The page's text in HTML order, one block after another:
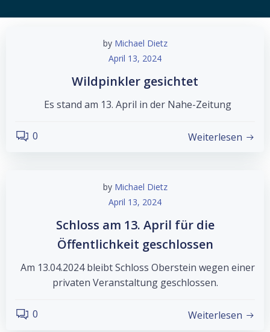
by Michael Dietz
April 13, 2024
Wildpinkler gesichtet
Es stand am 13. April in der Nahe-Zeitung
0 Weiterlesen
by Michael Dietz
April 13, 2024
Schloss am 13. April für die
Öffentlichkeit geschlossen
Am 13.04.2024 bleibt Schloss Oberstein wegen einer
privaten Veranstaltung geschlossen.
0 Weiterlesen